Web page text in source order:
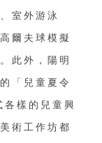
室外游泳
爾夫球模擬
此外，陽明
「兒童夏令
樣的兒童興
術工作坊都